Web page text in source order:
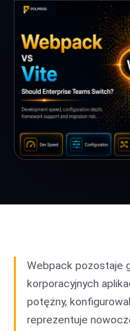
Webpack pozostaje
korporacyjnych
potężny,
reprezentuje